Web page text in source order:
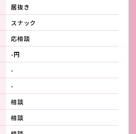
居抜き
スナック
応相談
-円
-
-
相談
相談